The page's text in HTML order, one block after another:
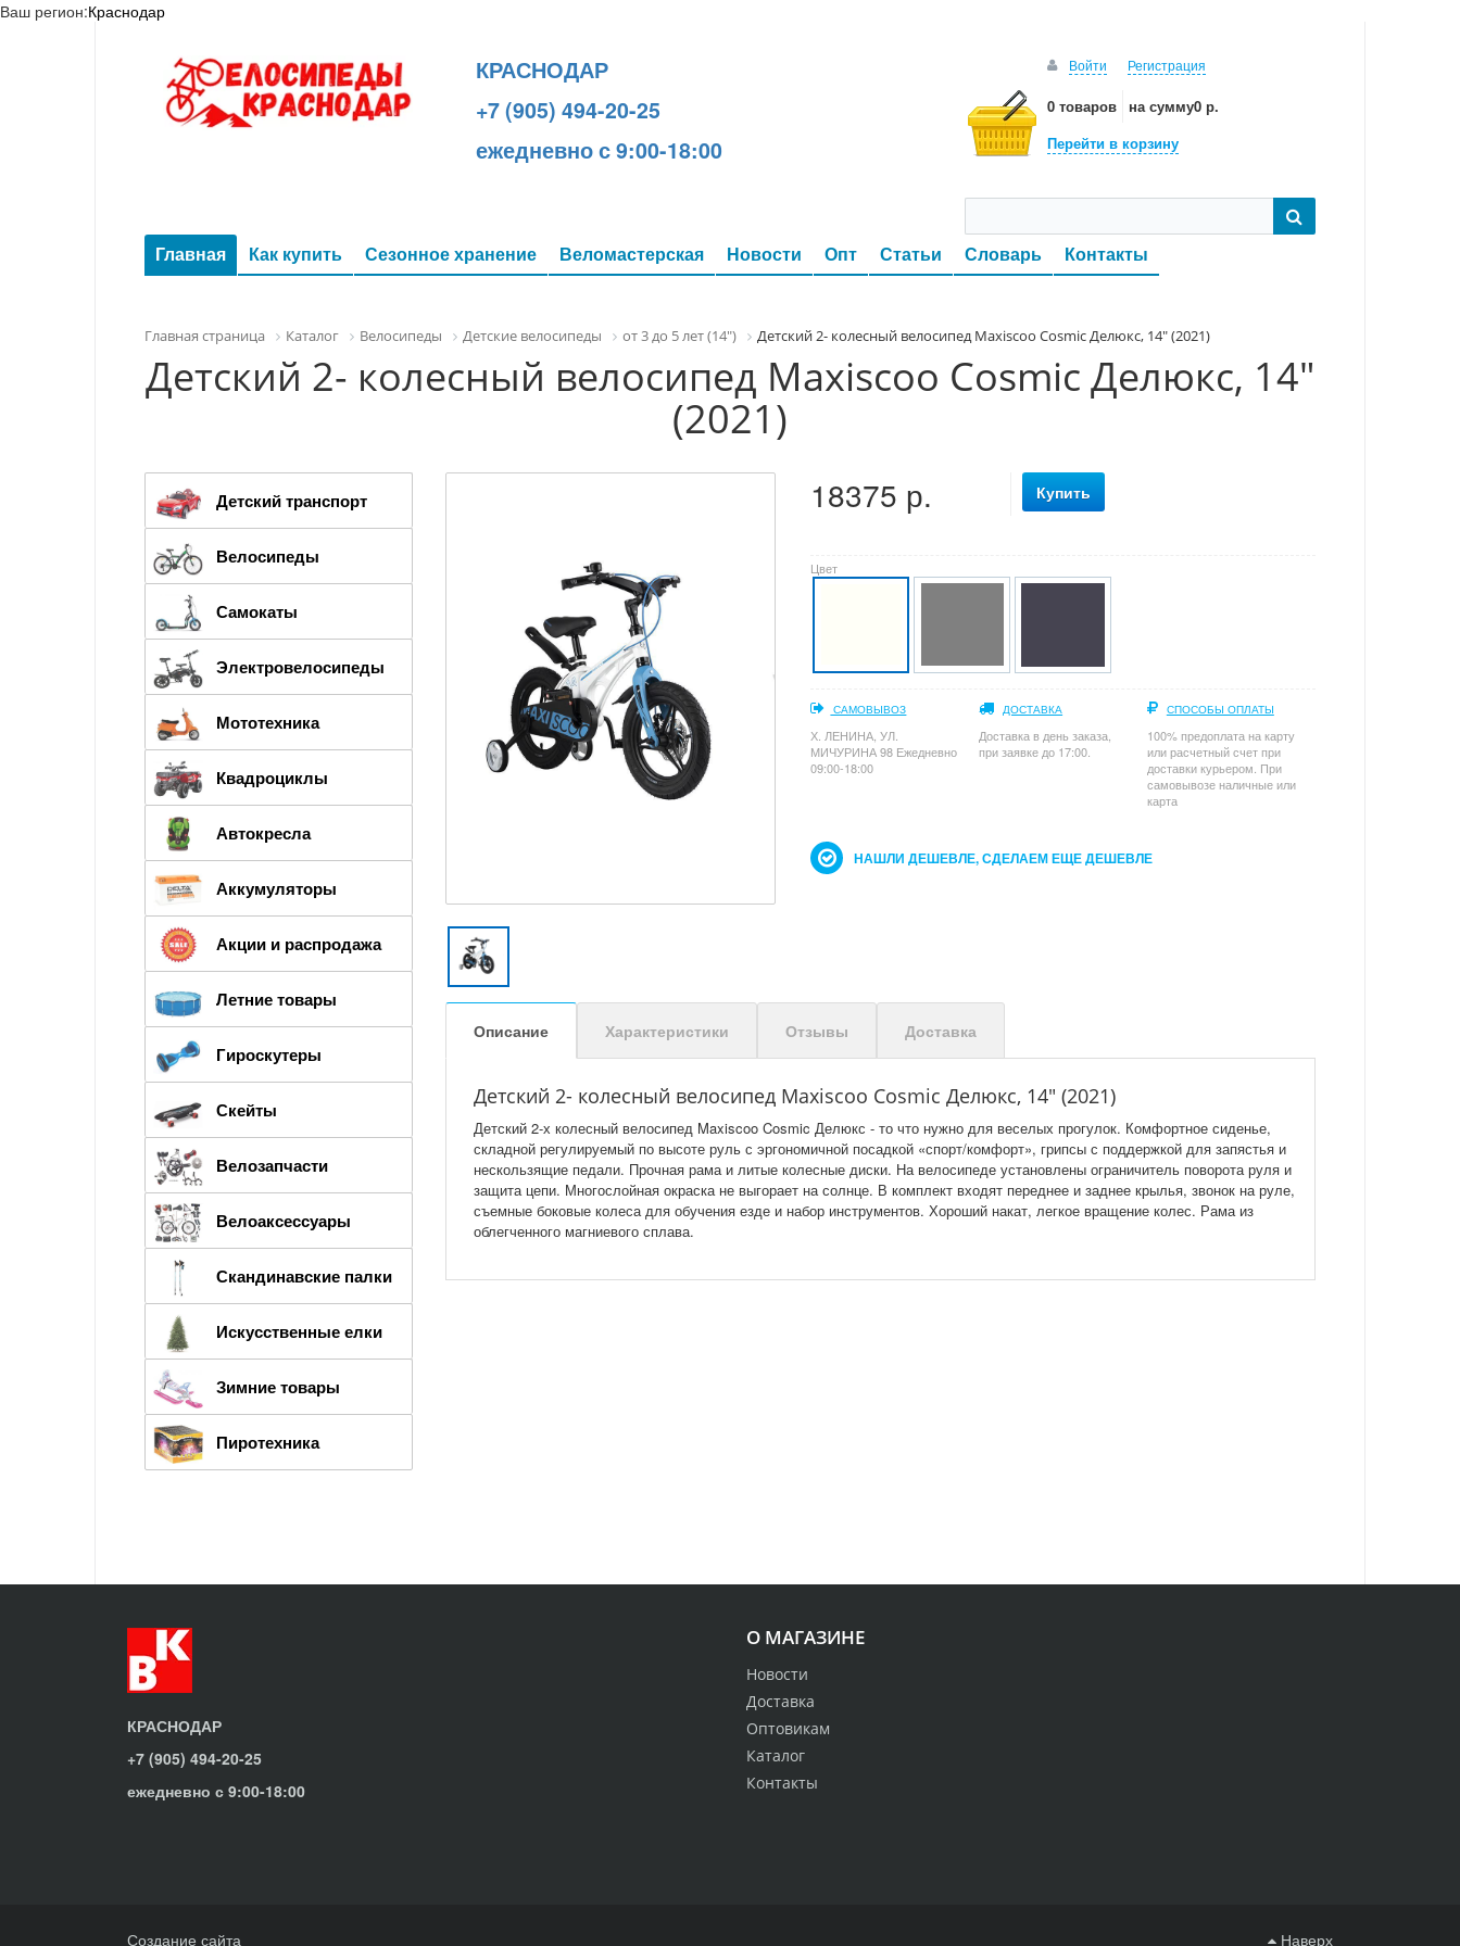
Ваш регион:Краснодар
КРАСНОДАР
+7 (905) 494-20-25
ежедневно с 9:00-18:00
Войти Регистрация
0 товаров на сумму0 р.
Перейти в корзину
Главная Как купить Сезонное хранение Веломастерская Новости Опт Статьи Словарь Контакты
Главная страница Каталог Велосипеды Детские велосипеды от 3 до 5 лет (14") Детский 2- колесный велосипед Maxiscoo Cosmic Делюкс, 14" (2021)
Детский 2- колесный велосипед Maxiscoo Cosmic Делюкс, 14"
(2021)
18375 р. Купить
Цвет
САМОВЫВОЗ
Х. ЛЕНИНА, УЛ.
МИЧУРИНА 98 Ежедневно
09:00-18:00
ДОСТАВКА
Доставка в день заказа,
при заявке до 17:00.
СПОСОБЫ ОПЛАТЫ
100% предоплата на карту
или расчетный счет при
доставки курьером. При
самовывозе наличные или
карта
НАШЛИ ДЕШЕВЛЕ, СДЕЛАЕМ ЕЩЕ ДЕШЕВЛЕ
Описание Характеристики Отзывы Доставка
Детский 2- колесный велосипед Maxiscoo Cosmic Делюкс, 14" (2021)
Детский 2-х колесный велосипед Maxiscoo Cosmic Делюкс - то что нужно для веселых прогулок. Комфортное сиденье,
складной регулируемый по высоте руль с эргономичной посадкой «спорт/комфорт», грипсы с поддержкой для запястья и
нескользящие педали. Прочная рама и литые колесные диски. На велосипеде установлены ограничитель поворота руля и
защита цепи. Многослойная окраска не выгорает на солнце. В комплект входят переднее и заднее крылья, звонок на руле,
съемные боковые колеса для обучения езде и набор инструментов. Хороший накат, легкое вращение колес. Рама из
облегченного магниевого сплава.
Детский транспорт
Велосипеды
Самокаты
Электровелосипеды
Мототехника
Квадроциклы
Автокресла
Аккумуляторы
Акции и распродажа
Летние товары
Гироскутеры
Скейты
Велозапчасти
Велоаксессуары
Скандинавские палки
Искусственные елки
Зимние товары
Пиротехника
О МАГАЗИНЕ
Новости
Доставка
Оптовикам
Каталог
Контакты
КРАСНОДАР
+7 (905) 494-20-25
ежедневно с 9:00-18:00
Создание сайта Наверх